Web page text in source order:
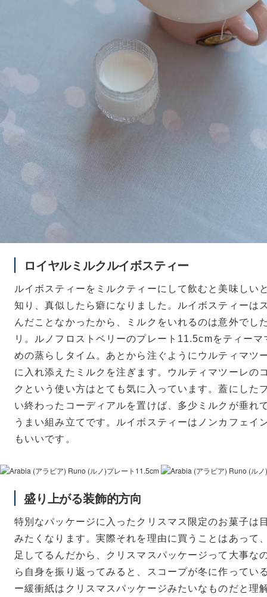
ロイヤルミルクルイボスティー
ルイボスティーをミルクティーにして飲むと美味しい
知り、真似したら癖になりました。ルイボスティーは
んだことなかったから、ミルクをいれるのは意外でし
リ。ルノフロストベリーのプレート11.5cmをティー
めの蒸らしタイム。あとから注ぐようにウルティマツ
に入れ添えたミルクを注ぎます。ウルティマツーレの
クという使い方はとても気に入っています。蓋にした
い終わったコーディアルを置けば、多少ミルクが垂れ
うまい組み立てです。ルイボスティーはノンカフェイ
もいいです。
盛り上がる装飾的方向
特別なパッケージに入ったクリスマス限定のお菓子は
みたくなります。実際それを理由に買うことはあって
足してるんだから、クリスマスパッケージって大事な
ら自身を振り返ってみると、スコープが冬に作ってい
ー緩衝紙はクリスマスパッケージみたいなものだと理